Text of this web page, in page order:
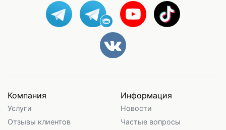
Компания
Услуги
Отзывы клиентов
Информация
Новости
Частые вопросы